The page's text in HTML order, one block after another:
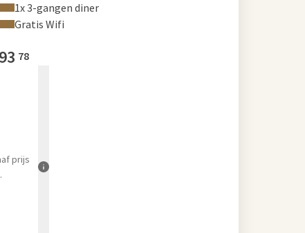
1x 3-gangen diner
Gratis Wifi
93 78
prijs